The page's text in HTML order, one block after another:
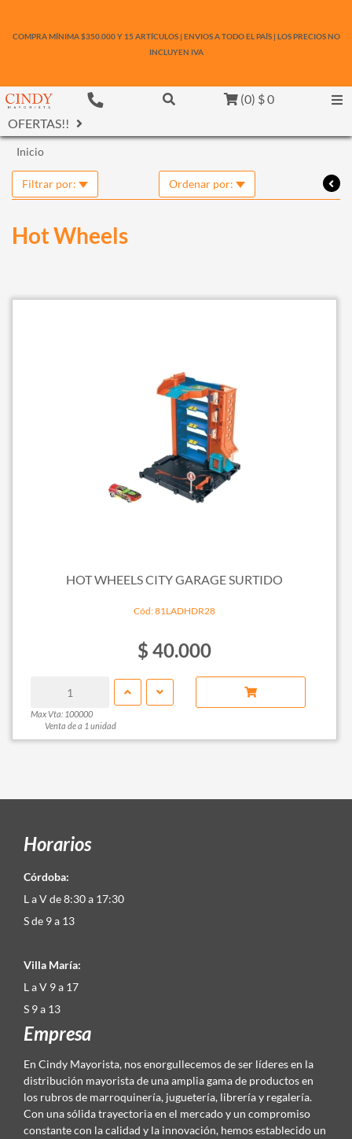
COMPRA MÍNIMA $350.000 Y 15 ARTÍCULOS | ENVIOS A TODO EL PAÍS | LOS PRECIOS NO
INCLUYEN IVA
(0) $ 0
OFERTAS!!
Inicio
Filtrar por: Ordenar por:
Hot Wheels
HOT WHEELS CITY GARAGE SURTIDO
Cód: 81LADHDR28
$ 40.000
Max Vta: 100000
Venta de a 1 unidad
Horarios
Córdoba:
L a V de 8:30 a 17:30
S de 9 a 13
Villa María:
L a V 9 a 17
S 9 a 13
Empresa
En Cindy Mayorista, nos enorgullecemos de ser líderes en la
distribución mayorista de una amplia gama de productos en
los rubros de marroquinería, juguetería, librería y regalería.
Con una sólida trayectoria en el mercado y un compromiso
constante con la calidad y la innovación, hemos establecido un